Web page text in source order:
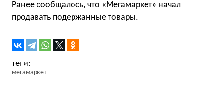
Ранее сообщалось, что «Мегамаркет» начал
продавать подержанные товары.
мегамаркет